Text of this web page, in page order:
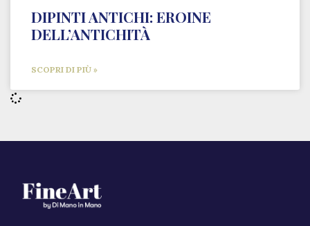
DIPINTI ANTICHI: EROINE
DELL’ANTICHITÀ
SCOPRI DI PIÙ »